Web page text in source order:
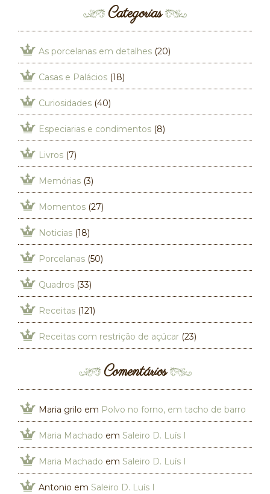
Categorias
As porcelanas em detalhes (20)
Casas e Palácios (18)
Curiosidades (40)
Especiarias e condimentos (8)
Livros (7)
Memórias (3)
Momentos (27)
Noticias (18)
Porcelanas (50)
Quadros (33)
Receitas (121)
Receitas com restrição de açúcar (23)
Comentários
Maria grilo em Polvo no forno, em tacho de barro
Maria Machado em Saleiro D. Luís I
Maria Machado em Saleiro D. Luís I
Antonio em Saleiro D. Luís I